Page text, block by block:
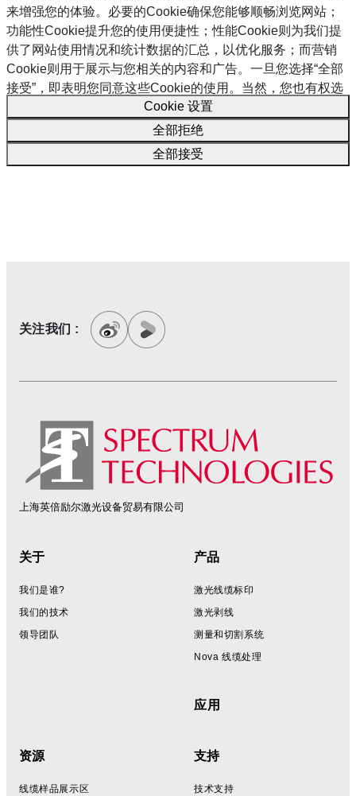
来增强您的体验。必要的Cookie确保您能够顺畅浏览网站；
功能性Cookie提升您的使用便捷性；性能Cookie则为我们提
供了网站使用情况和统计数据的汇总，以优化服务；而营销
Cookie则用于展示与您相关的内容和广告。一旦您选择“全部
接受”，即表明您同意这些Cookie的使用。当然，您也有权选
择接受或拒绝特定类型的Cookie，并在“设置”中随时撤销未来
Cookie 政策
Cookie 设置
全部拒绝
全部接受
关注我们 :
上海英倍励尔激光设备贸易有限公司
Footer
关于
我们是谁?
我们的技术
领导团队
产品
激光线缆标印
激光剥线
测量和切割系统
Nova 线缆处理
应用
资源
线缆样品展示区
支持
技术支持